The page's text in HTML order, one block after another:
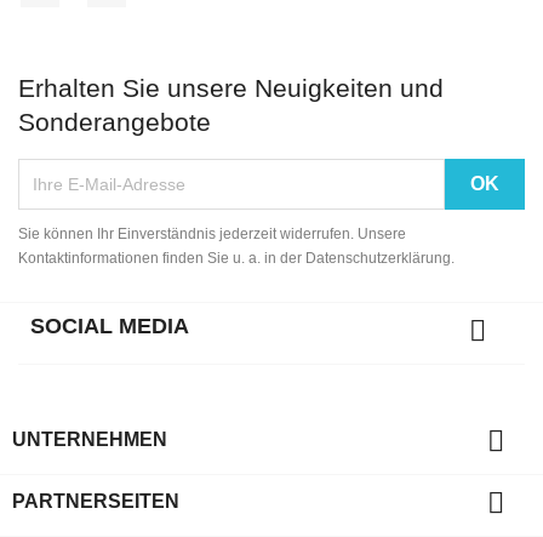
Erhalten Sie unsere Neuigkeiten und
Sonderangebote
Sie können Ihr Einverständnis jederzeit widerrufen. Unsere
Kontaktinformationen finden Sie u. a. in der Datenschutzerklärung.
SOCIAL MEDIA 
UNTERNEHMEN 
PARTNERSEITEN 